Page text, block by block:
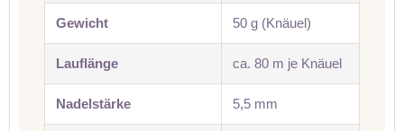
Gewicht 50 g (Knäuel)
Lauflänge ca. 80 m je Knäuel
Nadelstärke 5,5 mm